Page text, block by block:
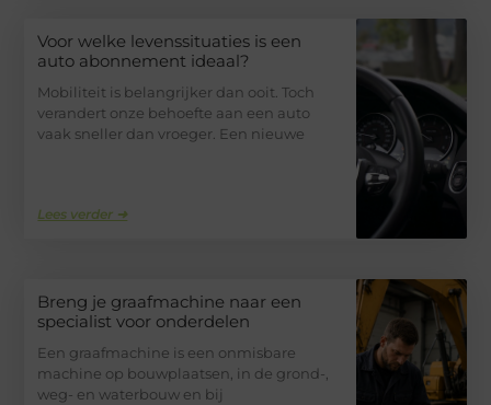
Voor welke levenssituaties is een
auto abonnement ideaal?
Mobiliteit is belangrijker dan ooit. Toch
verandert onze behoefte aan een auto
vaak sneller dan vroeger. Een nieuwe
Lees verder ➜
Breng je graafmachine naar een
specialist voor onderdelen
Een graafmachine is een onmisbare
machine op bouwplaatsen, in de grond-,
weg- en waterbouw en bij